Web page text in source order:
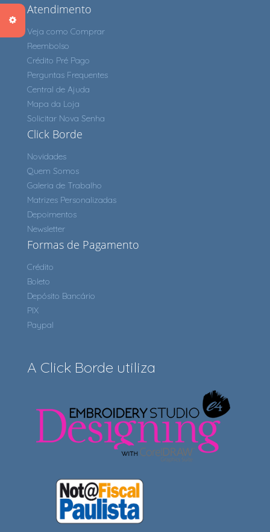
Atendimento
Veja como Comprar
Reembolso
Crédito Pré Pago
Perguntas Frequentes
Central de Ajuda
Mapa da Loja
Solicitar Nova Senha
Click Borde
Novidades
Quem Somos
Galeria de Trabalho
Matrizes Personalizadas
Depoimentos
Newsletter
Formas de Pagamento
Crédito
Boleto
Depósito Bancário
PIX
Paypal
A Click Borde utiliza